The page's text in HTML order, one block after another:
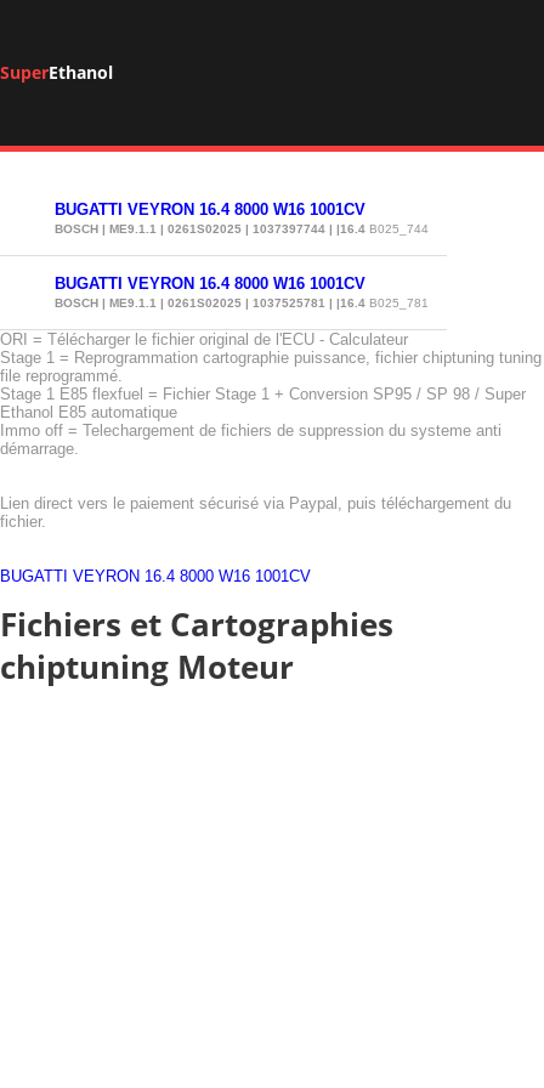
SuperEthanol
BUGATTI VEYRON 16.4 8000 W16 1001CV
BOSCH | ME9.1.1 | 0261S02025 | 1037397744 | |16.4 B025_744
BUGATTI VEYRON 16.4 8000 W16 1001CV
BOSCH | ME9.1.1 | 0261S02025 | 1037525781 | |16.4 B025_781
ORI = Télécharger le fichier original de l'ECU - Calculateur
Stage 1 = Reprogrammation cartographie puissance, fichier chiptuning tuning
file reprogrammé.
Stage 1 E85 flexfuel = Fichier Stage 1 + Conversion SP95 / SP 98 / Super
Ethanol E85 automatique
Immo off = Telechargement de fichiers de suppression du systeme anti
démarrage.
Lien direct vers le paiement sécurisé via Paypal, puis téléchargement du
fichier.
BUGATTI VEYRON 16.4 8000 W16 1001CV
Fichiers et Cartographies
chiptuning Moteur